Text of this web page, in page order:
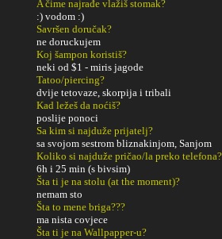
A čime najrađe vlažiš stomak?
:) vodom :)
Savršen doručak?
ne doruckujem
Koj šampon koristiš?
neki od $1 - miris jagode
Tatoo/piercing?
dvije tetovaze, skorpija i tribali
Kad ležeš da noćiš?
poslije ponoci
Sa kim si najduže prijatelj?
sa svojom sestrom bliznakinjom, Sanjom
Koliko si najduže pričao/la preko telefona?
6h i 25 min (s bivsim)
Šta ti je na stolu (at the moment)?
nemam sto
Šta to mene briga???
ma nista covjece
Šta ti je na Wallpapper-u?